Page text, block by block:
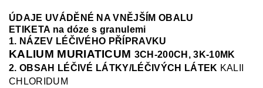
ÚDAJE UVÁDĚNÉ NA VNĚJŠÍM OBALU
ETIKETA na dóze s granulemi
1. NÁZEV LÉČIVÉHO PŘÍPRAVKU
KALIUM MURIATICUM 3CH-200CH, 3K-10MK
2. OBSAH LÉČIVÉ LÁTKY/LÉČIVÝCH LÁTEK KALII
CHLORIDUM